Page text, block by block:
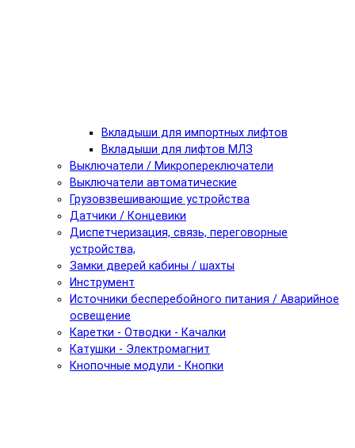
Вкладыши для импортных лифтов
Вкладыши для лифтов МЛЗ
Выключатели / Микропереключатели
Выключатели автоматические
Грузовзвешивающие устройства
Датчики / Концевики
Диспетчеризация, связь, переговорные
устройства,
Замки дверей кабины / шахты
Инструмент
Источники бесперебойного питания / Аварийное
освещение
Каретки - Отводки - Качалки
Катушки - Электромагнит
Кнопочные модули - Кнопки